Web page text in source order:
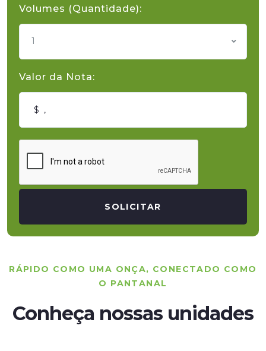
Volumes (Quantidade):
1
Valor da Nota:
SOLICITAR
RÁPIDO COMO UMA ONÇA, CONECTADO COMO
O PANTANAL
Conheça nossas unidades